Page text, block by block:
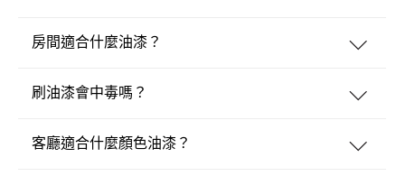
房間適合什麼油漆？
刷油漆會中毒嗎？
客廳適合什麼顏色油漆？